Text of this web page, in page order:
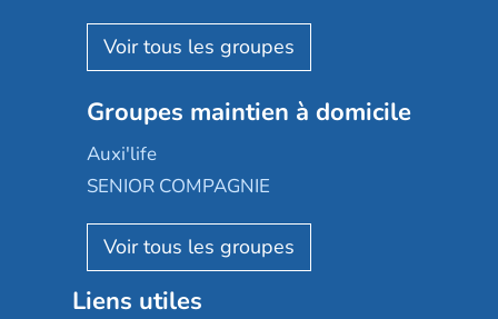
Aquarelia
Nexity edenea
Les jardins d'Arcadie
Occitalia
Appartseniors
Reseda
Stella management
Les villages d'or
Korian
Emera
Groupe SOS
Le Noble Âge
Almage
Résidalya
Groupe aplus
Groupes maintien à domicile
Auxi'life
SENIOR COMPAGNIE
AGE D'OR Services
Liens utiles